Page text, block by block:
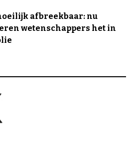
afbreekbaar: nu
wetenschappers het in